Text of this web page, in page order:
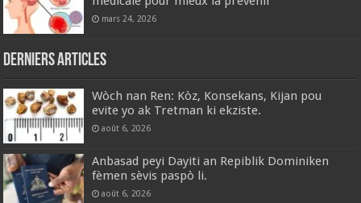
mars 24, 2026
Derniers articles
Wòch nan Ren: Kòz, Konsekans, Kijan pou
evite yo ak Tretman ki ekziste.
août 6, 2026
Anbasad peyi Dayiti an Repiblik Dominiken
fèmen sèvis paspò li.
août 6, 2026